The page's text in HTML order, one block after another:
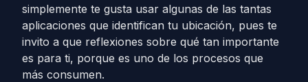
simplemente te gusta usar algunas de las tantas
aplicaciones que identifican tu ubicación, pues te
invito a que reflexiones sobre qué tan importante
es para ti, porque es uno de los procesos que
más consumen.